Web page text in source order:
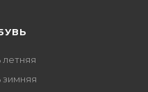
зимняя